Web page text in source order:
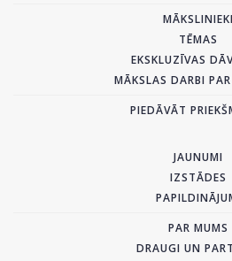
MĀKSLINIEKI
TĒMAS
EKSKLUZĪVAS
MĀKSLAS DARBI
PIEDĀVĀT
JAUNUMI
IZSTĀDES
PAR MUMS
DRAUGI UN